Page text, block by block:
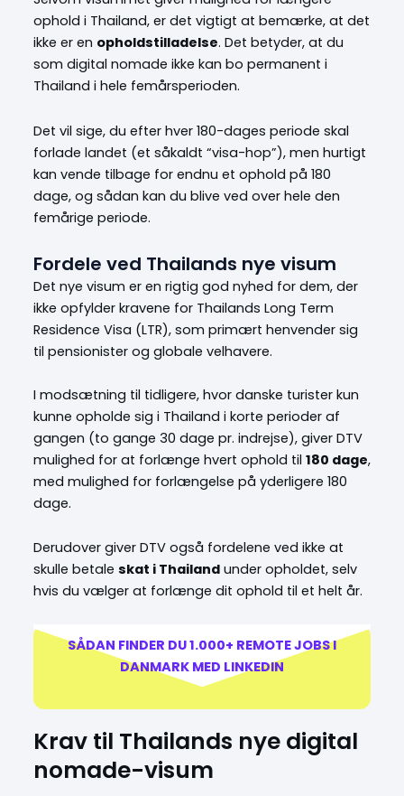
ophold i Thailand, er det vigtigt at bemærke, at det
ikke er en opholdstilladelse. Det betyder, at du
som digital nomade ikke kan bo permanent i
Thailand i hele femårsperioden.
Det vil sige, du efter hver 180-dages periode skal
forlade landet (et såkaldt “visa-hop”), men hurtigt
kan vende tilbage for endnu et ophold på 180
dage, og sådan kan du blive ved over hele den
femårige periode.
Fordele ved Thailands nye visum
Det nye visum er en rigtig god nyhed for dem, der
ikke opfylder kravene for Thailands Long Term
Residence Visa (LTR), som primært henvender sig
til pensionister og globale velhavere.
I modsætning til tidligere, hvor danske turister kun
kunne opholde sig i Thailand i korte perioder af
gangen (to gange 30 dage pr. indrejse), giver DTV
mulighed for at forlænge hvert ophold til 180 dage,
med mulighed for forlængelse på yderligere 180
dage.
Derudover giver DTV også fordelene ved ikke at
skulle betale skat i Thailandunder opholdet, selv
hvis du vælger at forlænge dit ophold til et helt år.
SÅDAN FINDER DU 1.000+ REMOTE JOBS I
DANMARK MED LINKEDIN
Krav til Thailands nye digital
nomade-visum